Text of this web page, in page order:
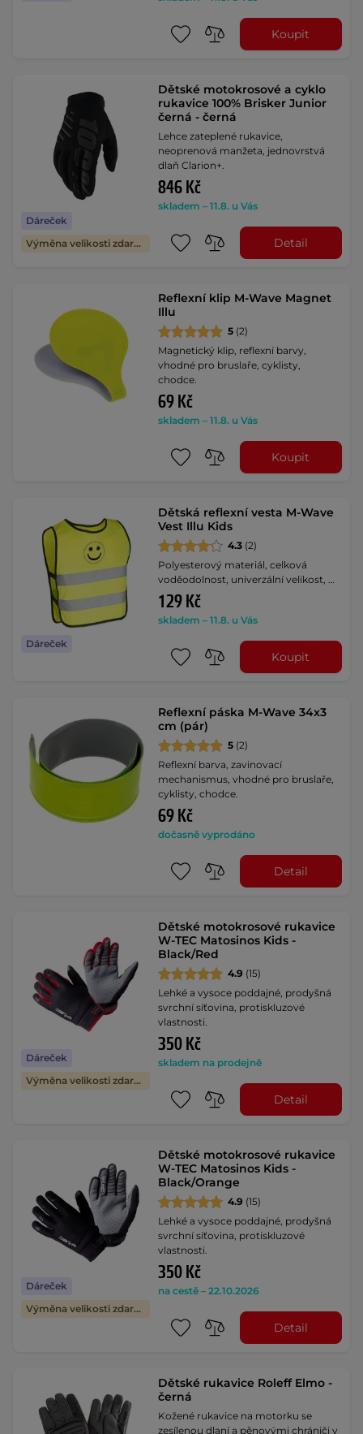
Koupit
Dáreček
Výměna velikosti zdarma
Dětské motokrosové a cyklo
rukavice 100% Brisker Junior
černá - černá
Lehce zateplené rukavice,
neoprenová manžeta, jednovrstvá
dlaň Clarion+.
846 Kč
skladem – 11.8. u Vás
Detail
Reflexní klip M-Wave Magnet
Illu
5 (2)
Magnetický klip, reflexní barvy,
vhodné pro bruslaře, cyklisty,
chodce.
69 Kč
skladem – 11.8. u Vás
Koupit
Dáreček
Dětská reflexní vesta M-Wave
Vest Illu Kids
4.3 (2)
Polyesterový materiál, celková
voděodolnost, univerzální velikost, …
129 Kč
skladem – 11.8. u Vás
Koupit
Reflexní páska M-Wave 34x3
cm (pár)
5 (2)
Reflexní barva, zavinovací
mechanismus, vhodné pro bruslaře,
cyklisty, chodce.
69 Kč
dočasně vyprodáno
Detail
Dáreček
Výměna velikosti zdarma
Dětské motokrosové rukavice
W-TEC Matosinos Kids -
Black/Red
4.9 (15)
Lehké a vysoce poddajné, prodyšná
svrchní síťovina, protiskluzové
vlastnosti.
350 Kč
skladem na prodejně
Detail
Dáreček
Výměna velikosti zdarma
Dětské motokrosové rukavice
W-TEC Matosinos Kids -
Black/Orange
4.9 (15)
Lehké a vysoce poddajné, prodyšná
svrchní síťovina, protiskluzové
vlastnosti.
350 Kč
na cestě – 22.10.2026
Detail
Dětské rukavice Roleff Elmo -
černá
Kožené rukavice na motorku se
zesílenou dlaní a pěnovými chrániči v